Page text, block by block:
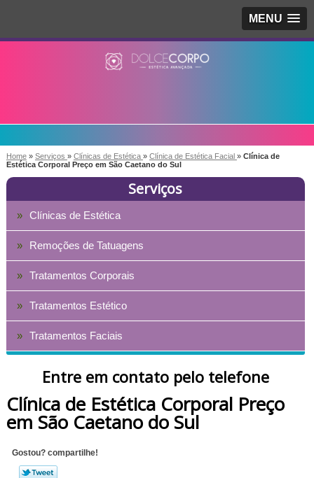
MENU
Home » Serviços » Clínicas de Estética » Clínica de Estética Facial » Clínica de
Estética Corporal Preço em São Caetano do Sul
Serviços
Clínicas de Estética
Remoções de Tatuagens
Tratamentos Corporais
Tratamentos Estético
Tratamentos Faciais
Entre em contato pelo telefone
Clínica de Estética Corporal Preço
em São Caetano do Sul
Gostou? compartilhe!